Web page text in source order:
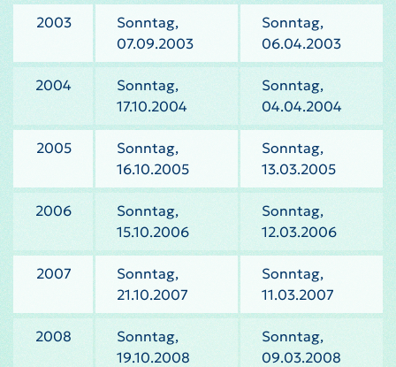
2003
Sonntag,
07.09.2003
Sonntag,
06.04.2003
2004
Sonntag,
17.10.2004
Sonntag,
04.04.2004
2005
Sonntag,
16.10.2005
Sonntag,
13.03.2005
2006
Sonntag,
15.10.2006
Sonntag,
12.03.2006
2007
Sonntag,
21.10.2007
Sonntag,
11.03.2007
2008
Sonntag,
19.10.2008
Sonntag,
09.03.2008